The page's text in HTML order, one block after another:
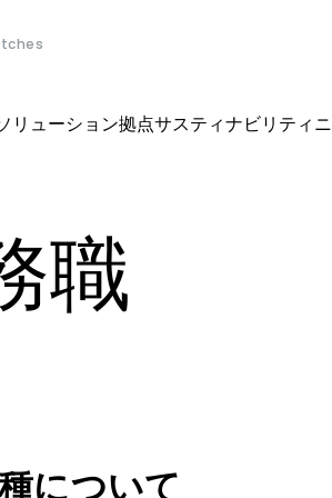
リューション拠点サスティナビリティ
職
について